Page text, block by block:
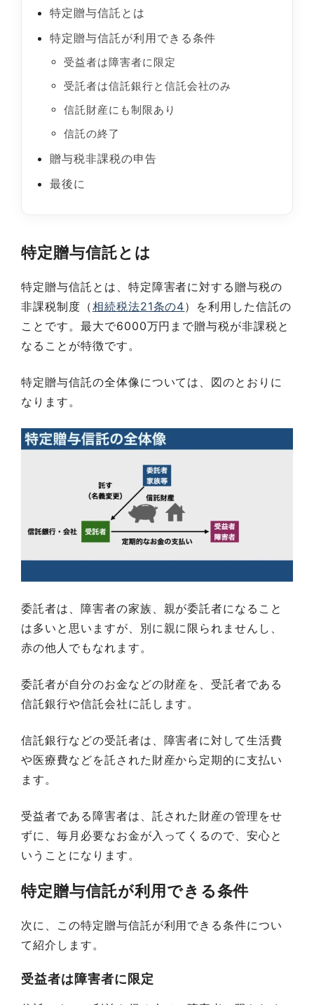
特定贈与信託とは
特定贈与信託が利用できる条件
受益者は障害者に限定
受託者は信託銀行と信託会社のみ
信託財産にも制限あり
信託の終了
贈与税非課税の申告
最後に
特定贈与信託とは
特定贈与信託とは、特定障害者に対する贈与税の
非課税制度（相続税法21条の4）を利用した信託の
ことです。最大で6000万円まで贈与税が非課税と
なることが特徴です。
特定贈与信託の全体像については、図のとおりに
なります。
委託者は、障害者の家族、親が委託者になること
は多いと思いますが、別に親に限られませんし、
赤の他人でもなれます。
委託者が自分のお金などの財産を、受託者である
信託銀行や信託会社に託します。
信託銀行などの受託者は、障害者に対して生活費
や医療費などを託された財産から定期的に支払い
ます。
受益者である障害者は、託された財産の管理をせ
ずに、毎月必要なお金が入ってくるので、安心と
いうことになります。
特定贈与信託が利用できる条件
次に、この特定贈与信託が利用できる条件につい
て紹介します。
受益者は障害者に限定